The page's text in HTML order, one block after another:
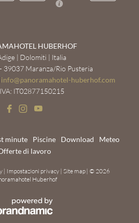
HUBERHOF
| Dolomiti | Italia
39037 Maranza/Rio Pusteria
info@panoramahotel-huberhof.com
IT02877150215
minute Piscine Download
Meteo
di lavoro
| Impostazioni privacy | Site map | © 2026
Huberhof